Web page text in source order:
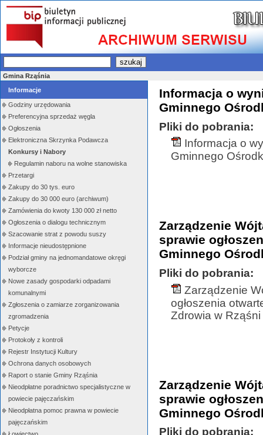
Gmina Rząśnia
Informacje
Godziny urzędowania
Preferencyjna sprzedaż węgla
Ogłoszenia
Elektroniczna Skrzynka Podawcza
Konkursy i Nabory
Regulamin naboru na wolne stanowiska
Przetargi
Zakupy do 30 tys. euro
Zakupy do 30 000 euro (archiwum)
Zamówienia do kwoty 130 000 zł netto
Ogłoszenia o dialogu technicznym
Szacowanie strat z powodu suszy
Informacje nieudostępnione
Podział gminy na jednomandatowe okręgi
wyborcze
Nowe zasady gospodarki odpadami
komunalnymi
Zgłoszenia o zamiarze zorganizowania
zgromadzenia
Petycje
Protokoły z kontroli
Rejestr Instytucji Kultury
Ochrona danych osobowych
Raport o stanie Gminy Rząśnia
Nieodpłatne poradnictwo specjalistyczne w
powiecie pajęczańskim
Nieodpłatna pomoc prawna w powiecie
pajęczańskim
Informacja o
Gminnego
Pliki do pobrania:
Informacja o
Gminnego
Zarządzenie
sprawie
Gminnego
Pliki do pobrania:
Zarządzenie
ogłoszenia
Zdrowia w
Zarządzenie
sprawie
Gminnego
Pliki do pobrania: